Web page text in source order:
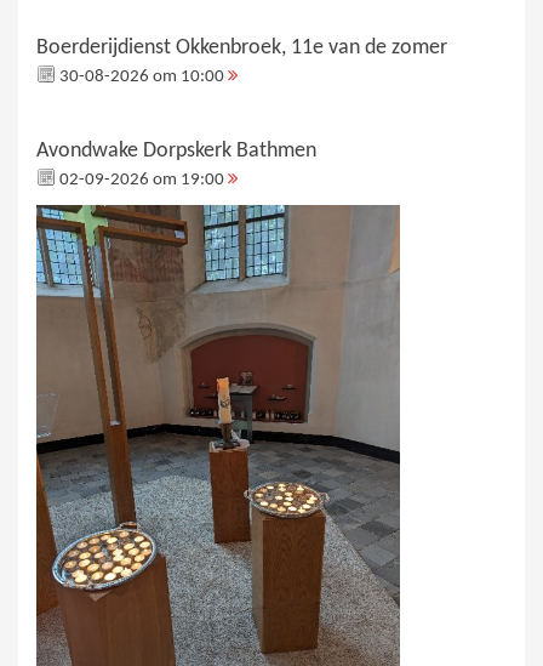
Boerderijdienst Okkenbroek, 11e van de zomer
30-08-2026 om 10:00
Avondwake Dorpskerk Bathmen
02-09-2026 om 19:00